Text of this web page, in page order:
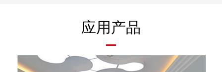
应用产品